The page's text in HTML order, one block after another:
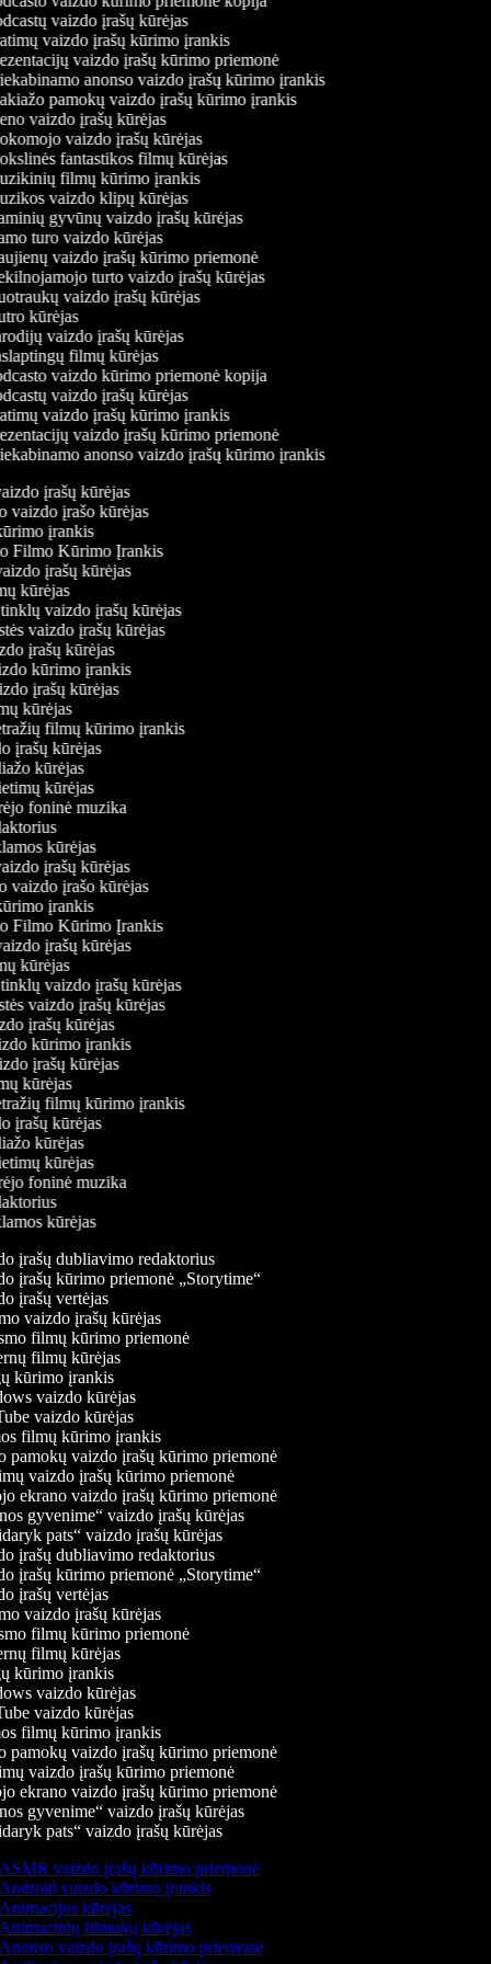
vaizdo įrašų kūrėjas
vaizdo įrašų kūrimo įrankis
vaizdo įrašų kūrimo priemonė
anonso vaizdo įrašų kūrimo įrankis
pamokų vaizdo įrašų kūrimo įrankis
vaizdo įrašų kūrėjas
vaizdo įrašų kūrėjas
fantastikos filmų kūrėjas
filmų kūrimo įrankis
vaizdo klipų kūrėjas
gyvūnų vaizdo įrašų kūrėjas
turo vaizdo kūrėjas
vaizdo įrašų kūrimo priemonė
turto vaizdo įrašų kūrėjas
vaizdo įrašų kūrėjas
kūrėjas
vaizdo įrašų kūrėjas
filmų kūrėjas
vaizdo kūrimo priemonė kopija
vaizdo įrašų kūrėjas
vaizdo įrašų kūrimo įrankis
vaizdo įrašų kūrimo priemonė
anonso vaizdo įrašų kūrimo įrankis
įrašų kūrėjas
vaizdo įrašo kūrėjas
įrankis
Filmo Kūrimo Įrankis
įrašų kūrėjas
kūrėjas
tinklų vaizdo įrašų kūrėjas
vaizdo įrašų kūrėjas
įrašų kūrėjas
kūrimo įrankis
įrašų kūrėjas
kūrėjas
filmų kūrimo įrankis
įrašų kūrėjas
kūrėjas
kūrėjas
foninė muzika
kūrėjas
įrašų kūrėjas
vaizdo įrašo kūrėjas
įrankis
Filmo Kūrimo Įrankis
įrašų kūrėjas
kūrėjas
tinklų vaizdo įrašų kūrėjas
vaizdo įrašų kūrėjas
įrašų kūrėjas
kūrimo įrankis
įrašų kūrėjas
kūrėjas
filmų kūrimo įrankis
įrašų kūrėjas
kūrėjas
kūrėjas
foninė muzika
kūrėjas
įrašų dubliavimo redaktorius
įrašų kūrimo priemonė „Storytime“
įrašų vertėjas
vaizdo įrašų kūrėjas
filmų kūrimo priemonė
filmų kūrėjas
kūrimo įrankis
vaizdo kūrėjas
vaizdo kūrėjas
filmų kūrimo įrankis
vaizdo įrašų kūrimo priemonė
vaizdo įrašų kūrimo priemonė
ekrano vaizdo įrašų kūrimo priemonė
gyvenime“ vaizdo įrašų kūrėjas
pats“ vaizdo įrašų kūrėjas
įrašų dubliavimo redaktorius
įrašų kūrimo priemonė „Storytime“
įrašų vertėjas
vaizdo įrašų kūrėjas
filmų kūrimo priemonė
filmų kūrėjas
kūrimo įrankis
vaizdo kūrėjas
vaizdo kūrėjas
filmų kūrimo įrankis
vaizdo įrašų kūrimo priemonė
vaizdo įrašų kūrimo priemonė
ekrano vaizdo įrašų kūrimo priemonė
gyvenime“ vaizdo įrašų kūrėjas
pats“ vaizdo įrašų kūrėjas
vaizdo įrašų kūrimo priemonė
vaizdo kūrimo įrankis
kūrėjas
filmukų kūrėjas
vaizdo įrašų kūrimo priemonė